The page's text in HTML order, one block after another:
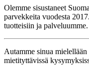
Olemme sisustaneet
parvekkeita vuodesta
tuotteisiin ja palveluumme.
Autamme sinua mielellään
mietityttävissä